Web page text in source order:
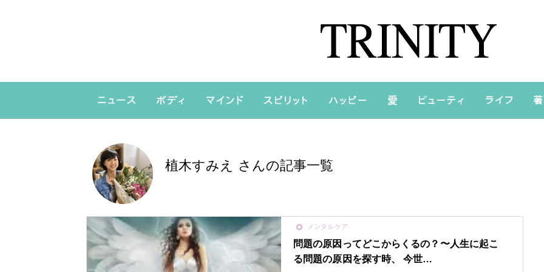
植木すみえ さんの記事一覧
メンタルケア
問題の原因ってどこからくるの？〜人生に起こ
る問題の原因を探す時、 今世…